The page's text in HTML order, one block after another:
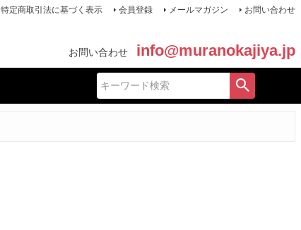
特定商取引法に基づく表示 会員登録 メールマガジン お問い合わせ
お問い合わせ info@muranokajiya.jp